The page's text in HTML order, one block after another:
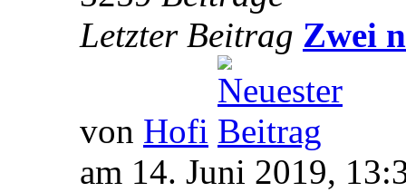
Letzter Beitrag Zwei
von Hofi
am 14. Juni 2019,